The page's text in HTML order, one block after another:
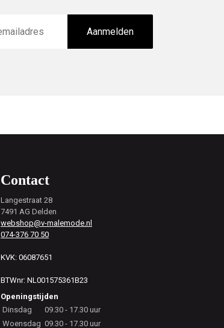
Aanmelden
Contact
Langestraat 28
7491 AG Delden
webshop@v-malemode.nl
074-376 70 50
KVK: 06087651
BTWnr: NL001575361B23
Openingstijden
Dinsdag
09.30 - 17.30 uur
Woensdag 09.30 - 17.30 uur